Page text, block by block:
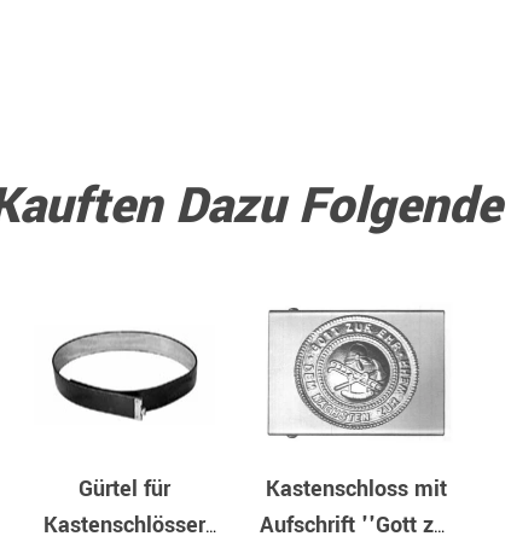
Dazu
Gürtel für
Kastenschlösser
Kastenschloss mit
Aufschrift ''Gott zur